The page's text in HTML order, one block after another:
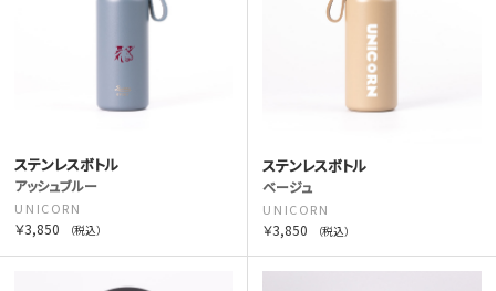
ステンレスボトル
アッシュブルー
UNICORN
￥3,850 （税込）
ステンレスボトル
ベージュ
UNICORN
￥3,850 （税込）